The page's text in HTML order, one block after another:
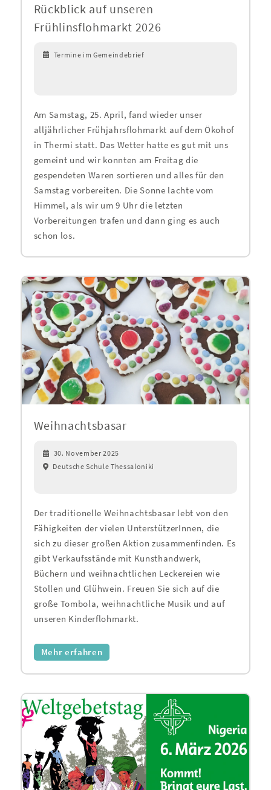
Rückblick auf unseren
Frühlinsflohmarkt 2026
Termine im Gemeindebrief
Am Samstag, 25. April, fand wieder unser
alljährlicher Frühjahrsflohmarkt auf dem Ökohof
in Thermi statt. Das Wetter hatte es gut mit uns
gemeint und wir konnten am Freitag die
gespendeten Waren sortieren und alles für den
Samstag vorbereiten. Die Sonne lachte vom
Himmel, als wir um 9 Uhr die letzten
Vorbereitungen trafen und dann ging es auch
schon los.
Weihnachtsbasar
30. November 2025
Deutsche Schule Thessaloniki
Der traditionelle Weihnachtsbasar lebt von den
Fähigkeiten der vielen UnterstützerInnen, die
sich zu dieser großen Aktion zusammenfinden. Es
gibt Verkaufsstände mit Kunsthandwerk,
Büchern und weihnachtlichen Leckereien wie
Stollen und Glühwein. Freuen Sie sich auf die
große Tombola, weihnachtliche Musik und auf
unseren Kinderflohmarkt.
Mehr erfahren